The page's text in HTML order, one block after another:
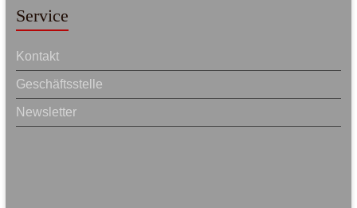
Service
Kontakt
Geschäftsstelle
Newsletter